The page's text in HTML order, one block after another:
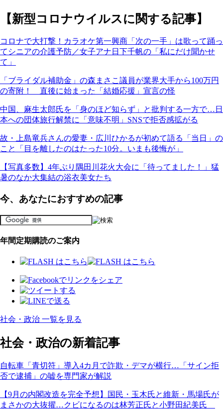
【新型コロナウイルスに関する記事】
コロナで大打撃！カラオケ第一興商「次の一手」は歌って踊っ
てシニアの介護予防／女子アナ日下千帆の「私にだけ聞かせ
て」
「ブライダル補助金」の森まさこ議員が業界大手から100万円
の寄附！ 直後に始まった「結婚応援」宣言の怪
中国、麻生太郎氏を「身のほど知らず」と批判する一方で…日
本への団体旅行解禁に「意味不明」SNSで拒否感拡がる
故・上島竜兵さんの愛妻・広川ひかるが初めて語る「当日」の
こと「目を離したのはたった10分。いまも後悔が」
【写真多数】4年ぶり隅田川花火大会に「待ってました！」猛
暑のなか大集結の浴衣美女たち
今、あなたにおすすめの記事
年間定期購読のご案内
社会・政治 一覧を見る
社会・政治の新着記事
自転車「青切符」導入4カ月で詐欺・デマが横行…「サイン拒
否で逮捕」の嘘を専門家が解説
【9月の内閣改造を完全予想】国民・玉木氏と維新・馬場氏が
まさかの大抜擢…クビになるのは林芳正氏と小野田紀美氏